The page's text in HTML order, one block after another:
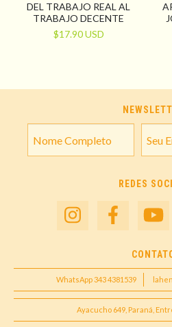
DEL TRABAJO REAL AL
TRABAJO DECENTE
$17.90 USD
REDES
WhatsApp 343 4381539
Ayacucho 649, Paraná,